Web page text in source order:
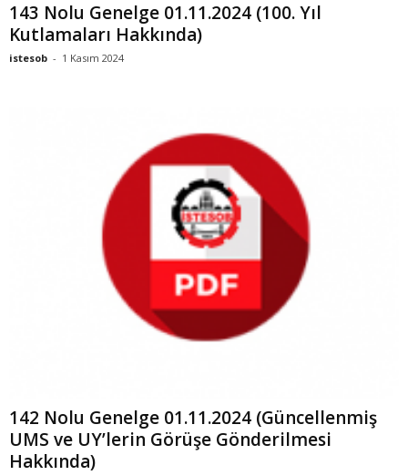
143 Nolu Genelge 01.11.2024 (100. Yıl
Kutlamaları Hakkında)
istesob - 1 Kasım 2024
142 Nolu Genelge 01.11.2024 (Güncellenmiş
UMS ve UY’lerin Görüşe Gönderilmesi
Hakkında)